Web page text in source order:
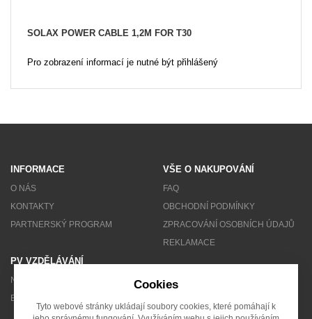
SOLAX POWER CABLE 1,2M FOR T30
Pro zobrazení informací je nutné být přihlášený
INFORMACE
O NÁS
KONTAKTY
PARTNERSKÝ PROGRAM
VŠE O NAKUPOVÁNÍ
FAQ
OBCHODNÍ PODMÍNKY
ZPRACOVÁNÍ OSOBNÍCH ÚDAJŮ
REKLAMACE
PV VZDĚLÁVÁNÍ
NEWSLETTER
BLOG
Cookies
Tyto webové stránky ukládají soubory cookies, které pomáhají k